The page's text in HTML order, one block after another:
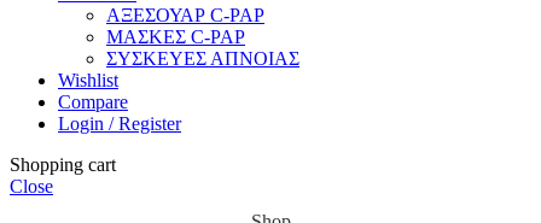
ΑΞΕΣΟΥΑΡ C-PAP
ΜΑΣΚΕΣ C-PAP
ΣΥΣΚΕΥΕΣ ΑΠΝΟΙΑΣ
Wishlist
Compare
Login / Register
Shopping cart
Close